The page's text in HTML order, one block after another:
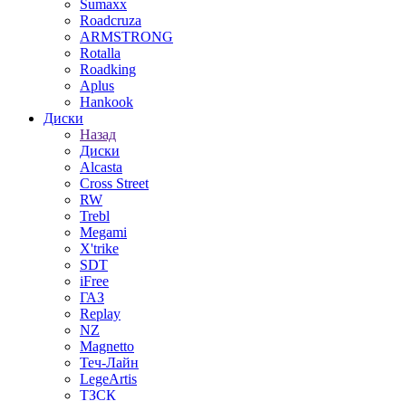
Sumaxx
Roadcruza
ARMSTRONG
Rotalla
Roadking
Aplus
Hankook
Диски
Назад
Диски
Alcasta
Cross Street
RW
Trebl
Megami
X'trike
SDT
iFree
ГАЗ
Replay
NZ
Magnetto
Теч-Лайн
LegeArtis
ТЗСК